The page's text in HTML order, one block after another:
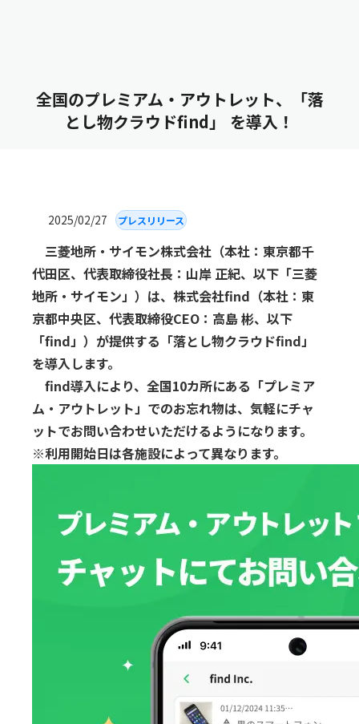
全国のプレミアム・アウトレット、「落
とし物クラウドfind」 を導入！
2025/02/27 プレスリリース
三菱地所・サイモン株式会社（本社：東京都千
代田区、代表取締役社長：山岸 正紀、以下「三菱
地所・サイモン」）は、株式会社find（本社：東
京都中央区、代表取締役CEO：高島 彬、以下
「find」）が提供する「落とし物クラウドfind」
を導入します。
find導入により、全国10カ所にある「プレミア
ム・アウトレット」でのお忘れ物は、気軽にチャ
ットでお問い合わせいただけるようになります。
※利用開始日は各施設によって異なります。